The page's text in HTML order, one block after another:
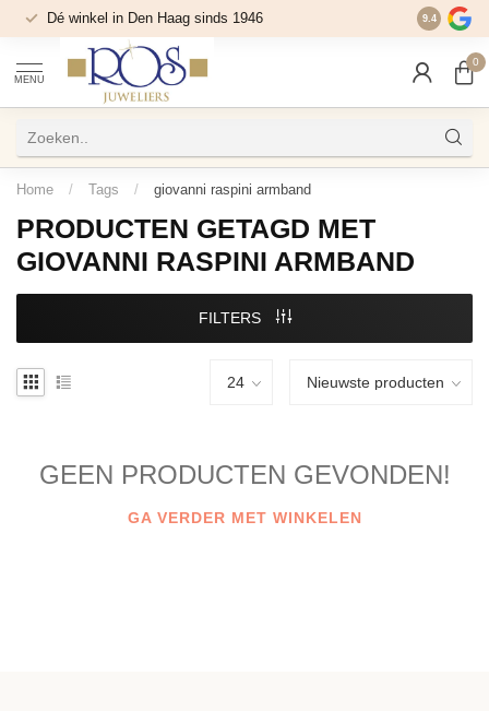
Dé winkel in Den Haag sinds 1946 9.4
MENU
0
Home / Tags / giovanni raspini armband
PRODUCTEN GETAGD MET
GIOVANNI RASPINI ARMBAND
FILTERS
GEEN PRODUCTEN GEVONDEN!
GA VERDER MET WINKELEN